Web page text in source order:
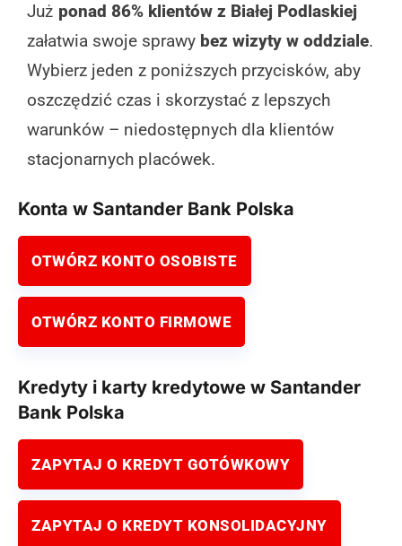
Już ponad 86% klientów z Białej Podlaskiej
załatwia swoje sprawy bez wizyty w oddziale.
Wybierz jeden z poniższych przycisków, aby
oszczędzić czas i skorzystać z lepszych
warunków – niedostępnych dla klientów
stacjonarnych placówek.
Konta w Santander Bank Polska
OTWÓRZ KONTO OSOBISTE
OTWÓRZ KONTO FIRMOWE
Kredyty i karty kredytowe w Santander
Bank Polska
ZAPYTAJ O KREDYT GOTÓWKOWY
ZAPYTAJ O KREDYT KONSOLIDACYJNY